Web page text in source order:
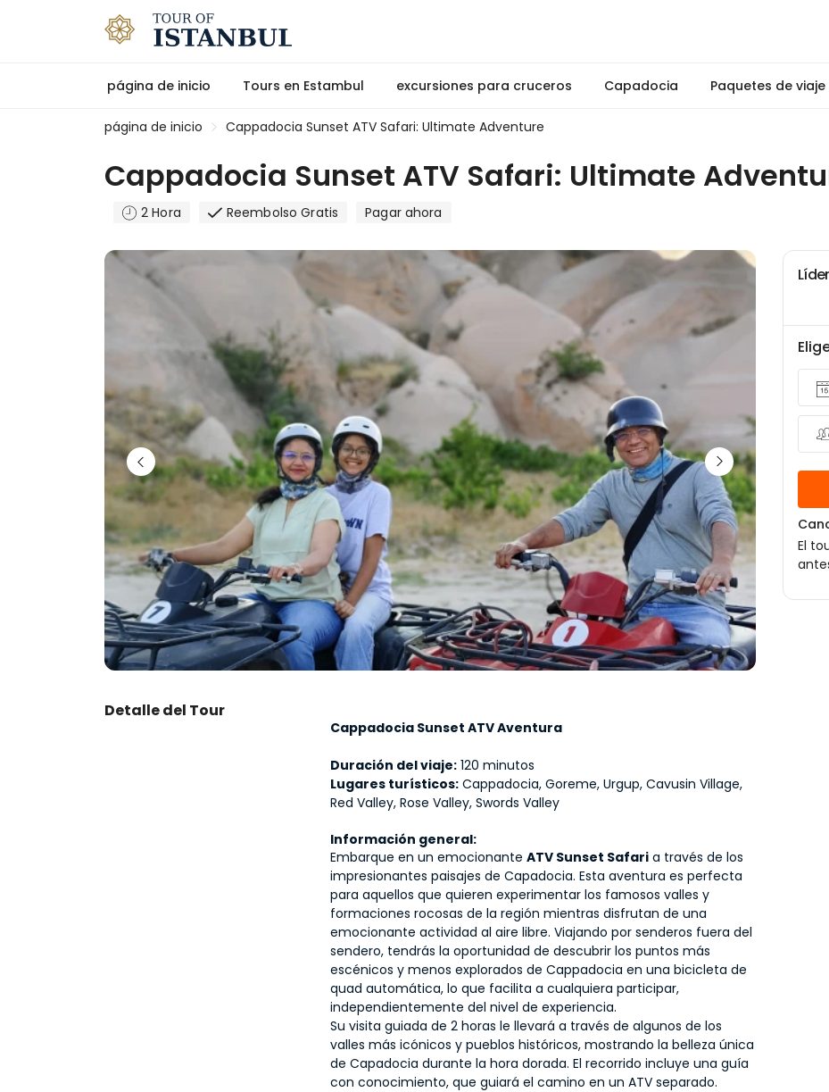
página de inicio Tours en Estambul excursiones para cruceros Capadocia Paquetes de
página de inicio Cappadocia Sunset ATV Safari: Ultimate Adventure
Cappadocia Sunset ATV Safari: Ultimate
2 Hora Reembolso Gratis Pagar ahora
Detalle del Tour
Cappadocia Sunset ATV Aventura
Duración del viaje: 120 minutos
Lugares turísticos: Cappadocia, Goreme, Urgup, Cavusin Village,
Red Valley, Rose Valley, Swords Valley
Información general:
Embarque en un emocionante ATV Sunset Safari a través de los
impresionantes paisajes de Capadocia. Esta aventura es perfecta
para aquellos que quieren experimentar los famosos valles y
formaciones rocosas de la región mientras disfrutan de una
emocionante actividad al aire libre. Viajando por senderos fuera del
sendero, tendrás la oportunidad de descubrir los puntos más
escénicos y menos explorados de Cappadocia en una bicicleta de
quad automática, lo que facilita a cualquiera participar,
independientemente del nivel de experiencia.
Su visita guiada de 2 horas le llevará a través de algunos de los
valles más icónicos y pueblos históricos, mostrando la belleza única
de Capadocia durante la hora dorada. El recorrido incluye una guía
con conocimiento, que guiará el camino en un ATV separado.
El